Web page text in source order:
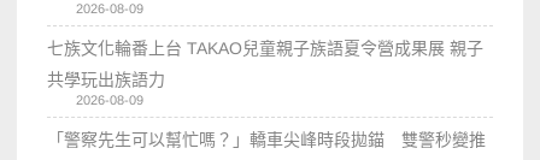
2026-08-09
七族文化輪番上台 TAKAO兒童親子族語夏令營成果展 親子
共學玩出族語力
2026-08-09
「警察先生可以幫忙嗎？」轎車尖峰時段拋錨 雙警秒變推